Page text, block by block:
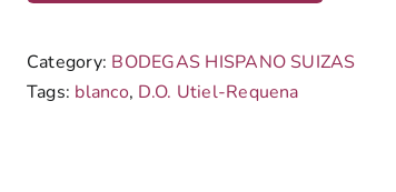
Category: BODEGAS HISPANO SUIZAS
Tags: blanco, D.O. Utiel-Requena